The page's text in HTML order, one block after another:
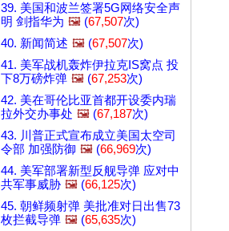
39. 美国和波兰签署5G网络安全声
明 剑指华为 🖼️ (67,507次)
40. 新闻简述 🖼️ (67,507次)
41. 美军战机轰炸伊拉克IS窝点 投
下8万磅炸弹 🖼️ (67,253次)
42. 美在哥伦比亚首都开设委内瑞
拉外交办事处 🖼️ (67,187次)
43. 川普正式宣布成立美国太空司
令部 加强防御 🖼️ (66,969次)
44. 美军部署新型反舰导弹 应对中
共军事威胁 🖼️ (66,125次)
45. 朝鲜频射弹 美批准对日出售73
枚拦截导弹 🖼️ (65,635次)